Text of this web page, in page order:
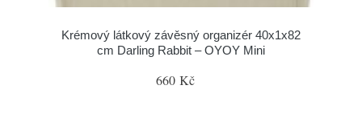
Krémový látkový závěsný organizér 40x1x82
cm Darling Rabbit – OYOY Mini
660 Kč